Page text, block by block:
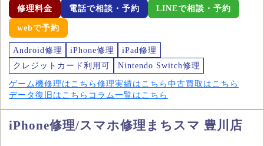
修理料金 電話で相談・予約 LINEで相談・予約
webで予約
Android修理 iPhone修理
iPad修理
クレジットカード利用可
Nintendo Switch修理
ゲーム機修理はこちら 修理実績はこちら 中古買取はこちら
データ復旧はこちら コラム一覧はこちら
iPhone修理/スマホ修理まちスマ 豊川店